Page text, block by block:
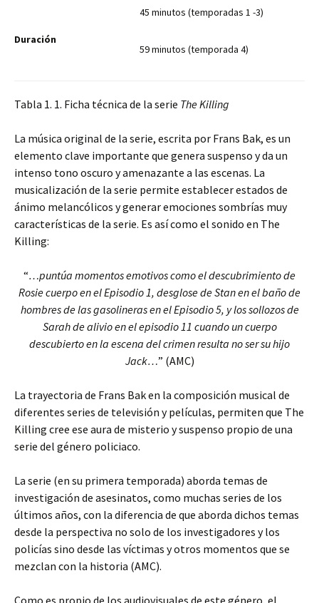
Duración
45 minutos (temporadas 1 -3)
59 minutos (temporada 4)
Tabla 1. 1. Ficha técnica de la serie The Killing
La música original de la serie, escrita por Frans Bak, es un
elemento clave importante que genera suspenso y da un
intenso tono oscuro y amenazante a las escenas. La
musicalización de la serie permite establecer estados de
ánimo melancólicos y generar emociones sombrías muy
características de la serie. Es así como el sonido en The
Killing:
“…puntúa momentos emotivos como el descubrimiento de
Rosie cuerpo en el Episodio 1, desglose de Stan en el baño de
hombres de las gasolineras en el Episodio 5, y los sollozos de
Sarah de alivio en el episodio 11 cuando un cuerpo
descubierto en la escena del crimen resulta no ser su hijo
Jack…” (AMC)
La trayectoria de Frans Bak en la composición musical de
diferentes series de televisión y películas, permiten que The
Killing cree ese aura de misterio y suspenso propio de una
serie del género policiaco.
La serie (en su primera temporada) aborda temas de
investigación de asesinatos, como muchas series de los
últimos años, con la diferencia de que aborda dichos temas
desde la perspectiva no solo de los investigadores y los
policías sino desde las víctimas y otros momentos que se
mezclan con la historia (AMC).
Como es propio de los audiovisuales de este género, el